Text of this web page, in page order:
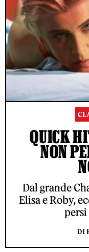
QUICK
NON
Dal grande
Elisa e Roby,
persi
DI